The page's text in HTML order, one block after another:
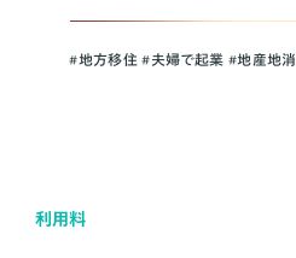
#地方移住 #夫婦で起業 #地産地消
利用料